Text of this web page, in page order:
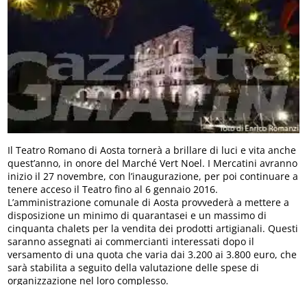
Il Teatro Romano di Aosta tornerà a brillare di luci e vita anche
quest’anno, in onore del Marché Vert Noel. I Mercatini avranno
inizio il 27 novembre, con l’inaugurazione, per poi continuare a
tenere acceso il Teatro fino al 6 gennaio 2016.
L’amministrazione comunale di Aosta provvederà a mettere a
disposizione un minimo di quarantasei e un massimo di
cinquanta chalets per la vendita dei prodotti artigianali. Questi
saranno assegnati ai commercianti interessati dopo il
versamento di una quota che varia dai 3.200 ai 3.800 euro, che
sarà stabilita a seguito della valutazione delle spese di
organizzazione nel loro complesso.